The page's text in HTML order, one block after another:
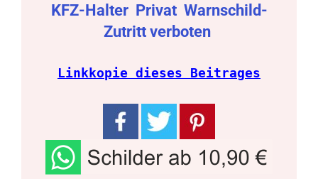
KFZ-Halter Privat Warnschild-
Zutritt verboten
Linkkopie dieses Beitrages